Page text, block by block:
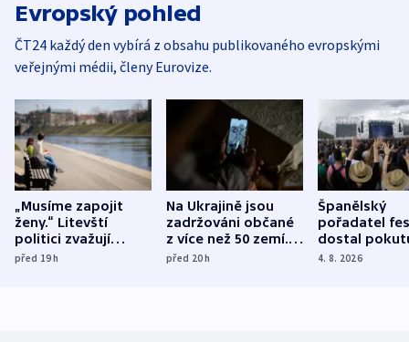
Evropský pohled
ČT24 každý den vybírá z obsahu publikovaného evropskými
veřejnými médii, členy Eurovize.
„Musíme zapojit
ženy.“ Litevští
politici zvažují
dohodu o
před 19h
Na Ukrajině jsou
zadržováni občané
z více než 50 zemí.
Bojovali na straně
před 20h
Španělský
pořadatel
dostal
nekalé
4. 8. 2026